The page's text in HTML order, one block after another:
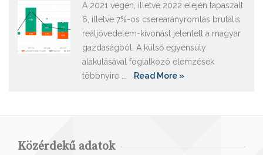
A 2021 végén, illetve 2022 elején tapaszalt
6, illetve 7%-os cserearányromlás brutális
reáljövedelem-kivonást jelentett a magyar
gazdaságból. A külső egyensúly
alakulásával foglalkozó elemzések
többnyire ...
Read More »
Közérdekű adatok